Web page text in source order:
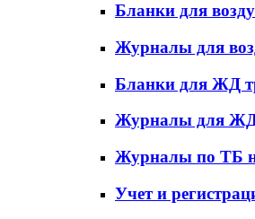
Бланки для
Журналы для
Бланки для ЖД
Журналы для ЖД
Журналы по ТБ
Учет и